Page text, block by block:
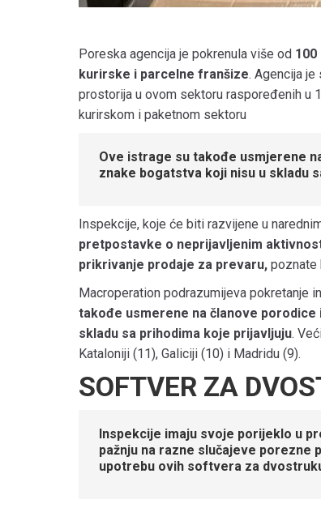
Poreska agencija je pokrenula više od
kurirske i parcelne franšize. Agencija
prostorija u ovom sektoru raspoređenih u
kurirskom i paketnom sektoru
Ove istrage su takođe usmjerene
znake bogatstva koji nisu u skladu
Inspekcije, koje će biti razvijene u
pretpostavke o neprijavljenim
prikrivanje prodaje za prevaru, poznate
Macroperation podrazumijeva pokretanje
takođe usmerene na članove
skladu sa prihodima koje prijavljuju.
Kataloniji (11), Galiciji (10) i Madridu (9).
SOFTVER ZA
Inspekcije imaju svoje porijeklo u
pažnju na razne slučajeve
upotrebu ovih softvera za